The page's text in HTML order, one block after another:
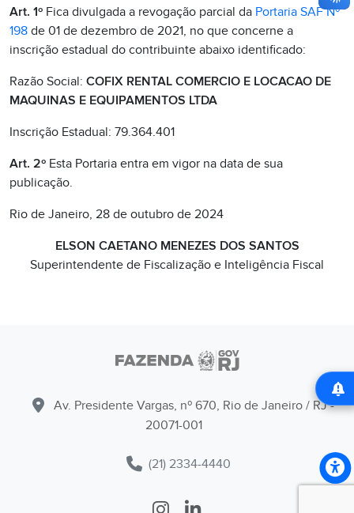
Art. 1º Fica divulgada a revogação parcial da Portaria SAF Nº
198 de 01 de dezembro de 2021, no que concerne a
inscrição estadual do contribuinte abaixo identificado:
Razão Social: COFIX RENTAL COMERCIO E LOCACAO DE
MAQUINAS E EQUIPAMENTOS LTDA
Inscrição Estadual: 79.364.401
Art. 2º Esta Portaria entra em vigor na data de sua
publicação.
Rio de Janeiro, 28 de outubro de 2024
ELSON CAETANO MENEZES DOS SANTOS
Superintendente de Fiscalização e Inteligência Fiscal
Av. Presidente Vargas, nº 670, Rio de Janeiro / RJ -
20071-001
(21) 2334-4440